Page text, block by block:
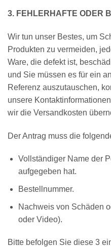
3. FEHLERHAFTE ODER
Wir tun unser Bestes, um
Produkten zu vermeiden,
Ware, die defekt ist,
und Sie müssen es für ein
Referenz auszutauschen,
unsere
wir die Versandkosten
Der Antrag muss die
Vollständiger Name der
aufgegeben hat.
Bestellnummer.
Nachweis von Schäden
oder Video).
Bitte befolgen Sie diese 3